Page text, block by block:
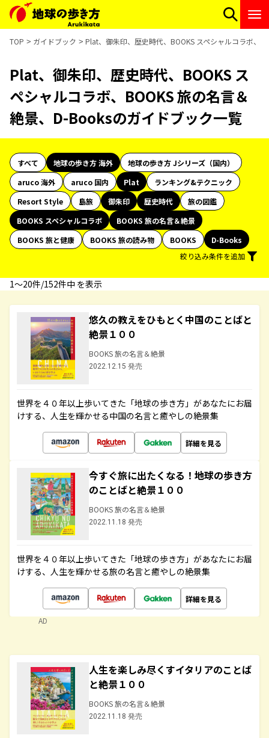
TOP ガイドブック Plat、御朱印、歴史時代、BOOKS スペシャルコラボ、
Plat、御朱印、歴史時代、BOOKS ス
ペシャルコラボ、BOOKS 旅の名言＆
絶景、D-Booksのガイドブック一覧
すべて 地球の歩き方 海外
地球の歩き方 Jシリーズ（国内）
aruco 海外
aruco 国内 Plat
ランキング&テクニック
Resort Style
島旅 御朱印 歴史時代
旅の図鑑
BOOKS スペシャルコラボ
BOOKS 旅の名言＆絶景
BOOKS 旅と健康
BOOKS 旅の読み物 BOOKS
D-Books
絞り込み条件を追加
1〜20件/152件中 を表示
悠久の教えをひもとく中国のことばと
絶景１００
BOOKS 旅の名言＆絶景
2022.12.15 発売
世界を４０年以上歩いてきた「地球の歩き方」があなたにお届
けする、人生を輝かせる中国の名言と癒やしの絶景集
詳細を見る
今すぐ旅に出たくなる！地球の歩き方
のことばと絶景１００
BOOKS 旅の名言＆絶景
2022.11.18 発売
世界を４０年以上歩いてきた「地球の歩き方」があなたにお届
けする、人生を輝かせる旅の名言と癒やしの絶景集
詳細を見る
AD
人生を楽しみ尽くすイタリアのことば
と絶景１００
BOOKS 旅の名言＆絶景
2022.11.18 発売